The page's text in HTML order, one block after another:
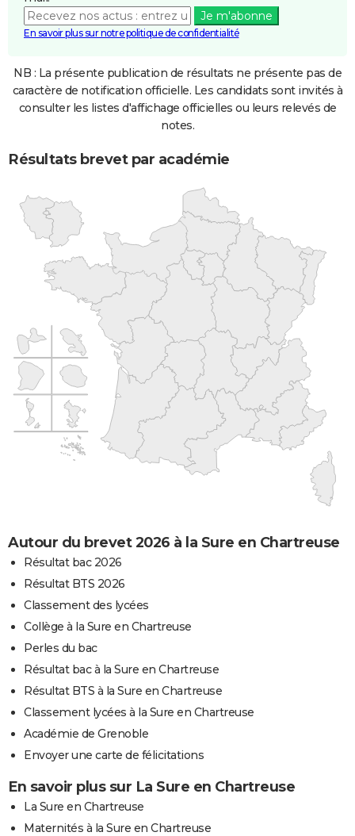
Je m'abonne
En savoir plus sur notre politique de confidentialité
NB : La présente publication de résultats ne présente pas de
caractère de notification officielle. Les candidats sont invités à
consulter les listes d'affichage officielles ou leurs relevés de
notes.
Résultats brevet par académie
Autour du brevet 2026 à la Sure en Chartreuse
Résultat bac 2026
Résultat BTS 2026
Classement des lycées
Collège à la Sure en Chartreuse
Perles du bac
Résultat bac à la Sure en Chartreuse
Résultat BTS à la Sure en Chartreuse
Classement lycées à la Sure en Chartreuse
Académie de Grenoble
Envoyer une carte de félicitations
En savoir plus sur La Sure en Chartreuse
La Sure en Chartreuse
Maternités à la Sure en Chartreuse